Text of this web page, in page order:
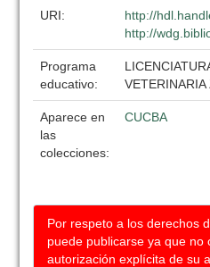
URI:
http://
http://
Programa
educativo:
Aparece en
las
colecciones:
CUCBA
Por respeto a los derechos
puede publicarse ya que no
autorización explícita de su